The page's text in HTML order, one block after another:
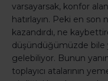
varsayarsak, konfor
hatırlayın. Peki en son
kazandırdı, ne
düşündüğümüzde bile
gelebiliyor. Bunun
toplayıcı atalarının